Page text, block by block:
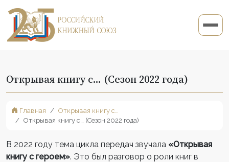
Открывая книгу с… (Сезон 2022 года)
Главная
Открывая книгу с…
Открывая книгу с… (Сезон 2022 года)
В 2022 году тема цикла передач звучала «Открывая
книгу с героем». Это был разговор о роли книг в